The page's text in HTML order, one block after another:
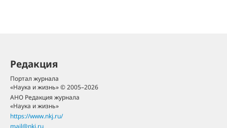
Редакция
Портал журнала
«Наука и жизнь» © 2005–2026
АНО Редакция журнала
«Наука и жизнь»
https://www.nkj.ru/
mail@nkj.ru